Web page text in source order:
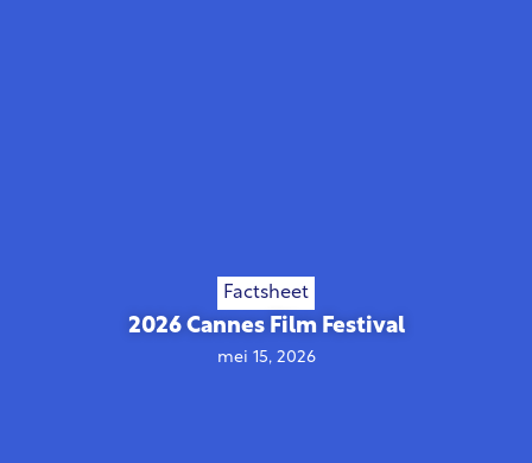
Factsheet
2026 Cannes Film Festival
mei 15, 2026